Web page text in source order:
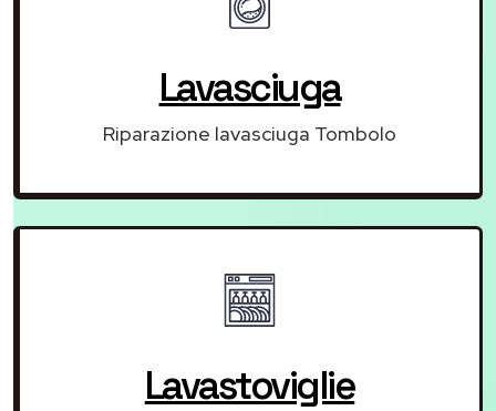
Lavasciuga
Riparazione lavasciuga Tombolo
Lavastoviglie